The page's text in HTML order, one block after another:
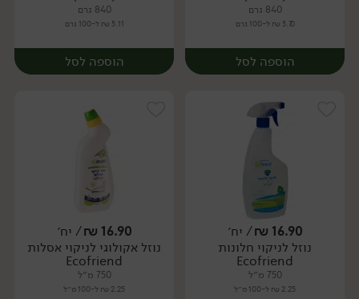
840 גרם
5.70 ₪ ל-100 גרם
הוספה לסל
יח׳
840 גרם
5.11 ₪ ל-100 גרם
הוספה לסל
יח׳
16.90
₪/ יח׳
נוזל לניקוי חלונות
Ecofriend
750 מ״ל
2.25 ₪ ל-100 מ״ל
16.90
₪/ יח׳
נוזל אקולוגי לניקוי אסלות
Ecofriend
750 מ״ל
2.25 ₪ ל-100 מ״ל